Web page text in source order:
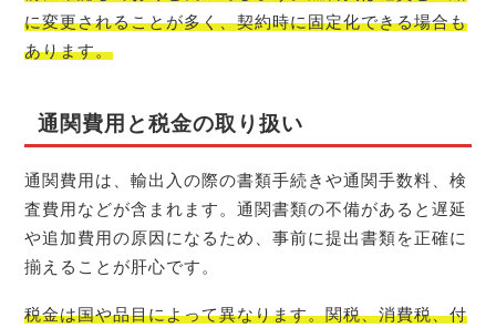
に変更されることが多く、契約時に固定化できる場合も
あります。
通関費用と税金の取り扱い
通関費用は、輸出入の際の書類手続きや通関手数料、検
査費用などが含まれます。通関書類の不備があると遅延
や追加費用の原因になるため、事前に提出書類を正確に
揃えることが肝心です。
税金は国や品目によって異なります。関税、消費税、付